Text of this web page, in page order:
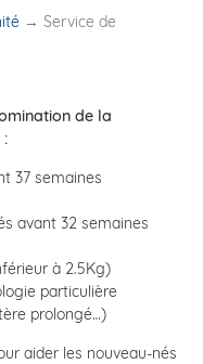
→ Service de
de la
:
37 semaines
avant 32 semaines
à 2.5Kg)
particulière
prolongé…)
aider les nouveau-nés